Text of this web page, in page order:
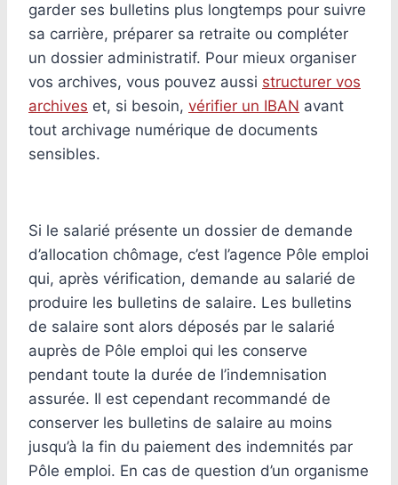
garder ses bulletins plus longtemps pour suivre
sa carrière, préparer sa retraite ou compléter
un dossier administratif. Pour mieux organiser
vos archives, vous pouvez aussi structurer vos
archives et, si besoin, vérifier un IBAN avant
tout archivage numérique de documents
sensibles.
Si le salarié présente un dossier de demande
d’allocation chômage, c’est l’agence Pôle emploi
qui, après vérification, demande au salarié de
produire les bulletins de salaire. Les bulletins
de salaire sont alors déposés par le salarié
auprès de Pôle emploi qui les conserve
pendant toute la durée de l’indemnisation
assurée. Il est cependant recommandé de
conserver les bulletins de salaire au moins
jusqu’à la fin du paiement des indemnités par
Pôle emploi. En cas de question d’un organisme